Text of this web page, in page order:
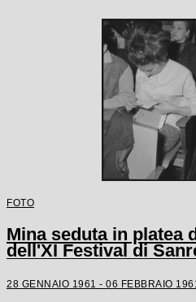
FOTO
Mina seduta in platea
dell'XI Festival di
28 GENNAIO 1961 - 06 FEBBRAIO